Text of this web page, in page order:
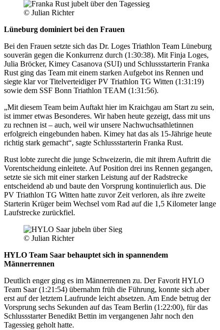
© Julian Richter
Lüneburg dominiert bei den Frauen
Bei den Frauen setzte sich das Dr. Loges Triathlon Team Lüneburg
souverän gegen die Konkurrenz durch (1:30:38). Mit Finja Loges,
Julia Bröcker, Kimey Casanova (SUI) und Schlussstarterin Franka
Rust ging das Team mit einem starken Aufgebot ins Rennen und
siegte klar vor Titelverteidiger PV Triathlon TG Witten (1:31:19)
sowie dem SSF Bonn Triathlon TEAM (1:31:56).
„Mit diesem Team beim Auftakt hier im Kraichgau am Start zu sein,
ist immer etwas Besonderes. Wir haben heute gezeigt, dass mit uns
zu rechnen ist – auch, weil wir unsere Nachwuchsathletinnen
erfolgreich eingebunden haben. Kimey hat das als 15-Jährige heute
richtig stark gemacht“, sagte Schlussstarterin Franka Rust.
Rust lobte zurecht die junge Schweizerin, die mit ihrem Auftritt die
Vorentscheidung einleitete. Auf Position drei ins Rennen gegangen,
setzte sie sich mit einer starken Leistung auf der Radstrecke
entscheidend ab und baute den Vorsprung kontinuierlich aus. Die
PV Triathlon TG Witten hatte zuvor Zeit verloren, als ihre zweite
Starterin Krüger beim Wechsel vom Rad auf die 1,5 Kilometer lange
Laufstrecke zurückfiel.
© Julian Richter
HYLO Team Saar behauptet sich in spannendem
Männerrennen
Deutlich enger ging es im Männerrennen zu. Der Favorit HYLO
Team Saar (1:21:54) übernahm früh die Führung, konnte sich aber
erst auf der letztem Laufrunde leicht absetzen. Am Ende betrug der
Vorsprung sechs Sekunden auf das Team Berlin (1:22:00), für das
Schlussstarter Benedikt Bettin im vergangenen Jahr noch den
Tagessieg geholt hatte.